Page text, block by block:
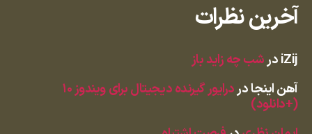
آخرین نظرات
iZijدرشب چه زاید باز
آهن اینجادر
درایور گیرنده دیجیتال برای ویندوز ۱۰
(+دانلود)